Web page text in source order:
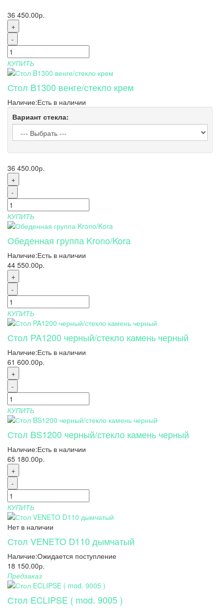
36 450.00р.
+
-
КУПИТЬ
Стол B1300 венге/стекло крем
Наличие:Есть в наличии
Вариант стекла:
36 450.00р.
+
-
КУПИТЬ
Обеденная группа Krono/Kora
Наличие:Есть в наличии
44 550.00р.
+
-
КУПИТЬ
Стол PA1200 черный/стекло камень черный
Наличие:Есть в наличии
61 600.00р.
+
-
КУПИТЬ
Стол BS1200 черный/стекло камень черный
Наличие:Есть в наличии
65 180.00р.
+
-
КУПИТЬ
Нет в наличии
Стол VENETO D110 дымчатый
Наличие:Ожидается поступление
18 150.00р.
Предзаказ
Стол ECLIPSE ( mod. 9005 )